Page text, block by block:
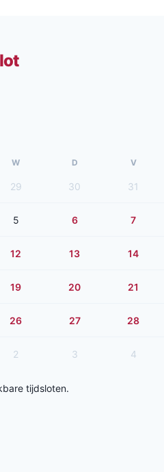
W D V
29 30 31
5 6 7
12 13 14
19 20 21
26 27 28
2 3 4
tijdsloten.